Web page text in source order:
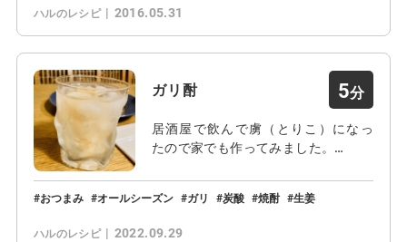
ハルのレシピ 2016.05.31
ガリ酎 5
居酒屋で飲んで虜（とりこ）になっ
たので家でも作ってみました。…
おつまみ オールシーズン ガリ 炭酸 焼酎 生姜
ハルのレシピ 2022.09.29